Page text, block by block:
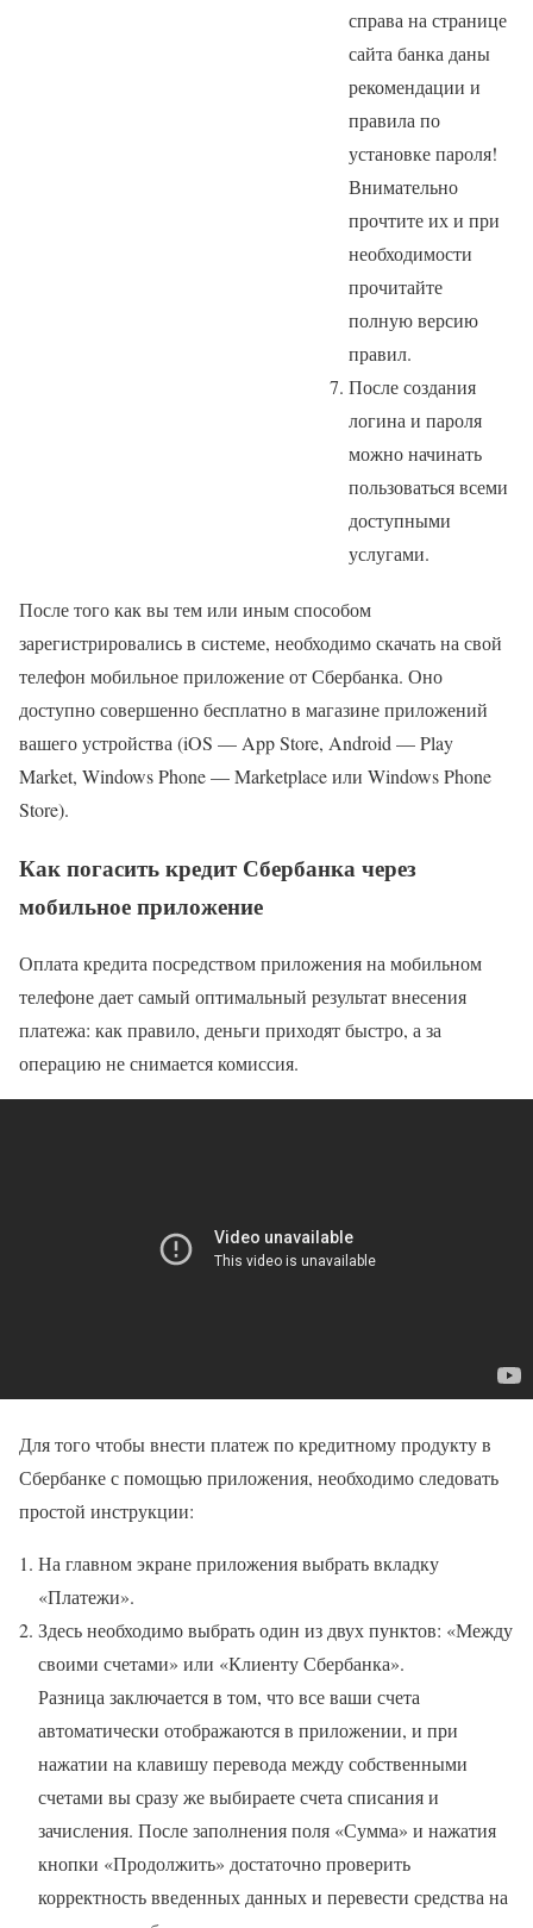
справа на странице
сайта банка даны
рекомендации и
правила по
установке пароля!
Внимательно
прочтите их и при
необходимости
прочитайте
полную версию
правил.
После создания
логина и пароля
можно начинать
пользоваться всеми
доступными
услугами.
После того как вы тем или иным способом
зарегистрировались в системе, необходимо скачать на свой
телефон мобильное приложение от Сбербанка. Оно
доступно совершенно бесплатно в магазине приложений
вашего устройства (iOS — App Store, Android — Play
Market, Windows Phone — Marketplace или Windows Phone
Store).
Как погасить кредит Сбербанка через
мобильное приложение
Оплата кредита посредством приложения на мобильном
телефоне дает самый оптимальный результат внесения
платежа: как правило, деньги приходят быстро, а за
операцию не снимается комиссия.
Для того чтобы внести платеж по кредитному продукту в
Сбербанке с помощью приложения, необходимо следовать
простой инструкции:
На главном экране приложения выбрать вкладку
«Платежи».
Здесь необходимо выбрать один из двух пунктов: «Между
своими счетами» или «Клиенту Сбербанка».
Разница заключается в том, что все ваши счета
автоматически отображаются в приложении, и при
нажатии на клавишу перевода между собственными
счетами вы сразу же выбираете счета списания и
зачисления. После заполнения поля «Сумма» и нажатия
кнопки «Продолжить» достаточно проверить
корректность введенных данных и перевести средства на